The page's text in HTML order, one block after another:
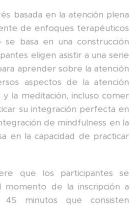
basada en la atención plena
de enfoques terapéuticos
se basa en una construcción
eligen asistir a una serie
aprender sobre la atención
aspectos de la atención
la meditación, incluso comer
su integración perfecta en
de mindfulness en la
en la capacidad de practicar
que los participantes se
de la inscripción a
minutos que consisten